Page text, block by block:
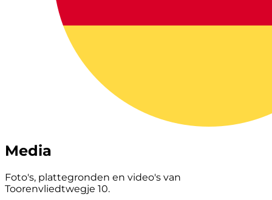
Media
Foto's, plattegronden en video's van
Toorenvliedtwegje 10.